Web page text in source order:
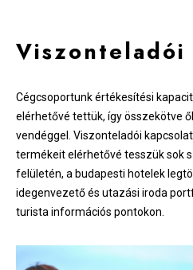
Cégcsoportunk értékesítési
elérhetővé tettük, így összekötve
vendéggel. Viszonteladói
termékeit elérhetővé tesszük sok
felületén, a budapesti hotelek
idegenvezető és utazási iroda
turista információs pontokon.